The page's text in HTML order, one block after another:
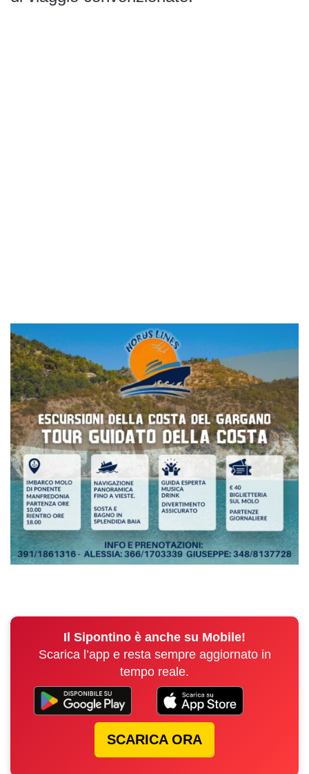
Il Sipontino è anche su Mobile!
Scarica l’app e resta sempre aggiornato in
tempo reale.
SCARICA ORA